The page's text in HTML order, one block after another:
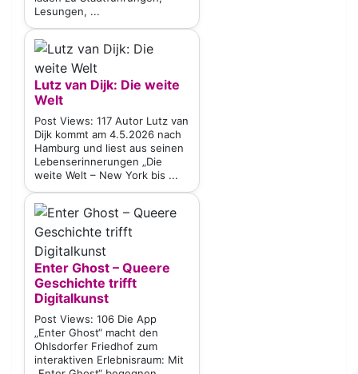
Lesungen, ...
Lutz van Dijk: Die weite
Welt
Post Views: 117 Autor Lutz van
Dijk kommt am 4.5.2026 nach
Hamburg und liest aus seinen
Lebenserinnerungen „Die
weite Welt – New York bis ...
Enter Ghost – Queere
Geschichte trifft
Digitalkunst
Post Views: 106 Die App
„Enter Ghost“ macht den
Ohlsdorfer Friedhof zum
interaktiven Erlebnisraum: Mit